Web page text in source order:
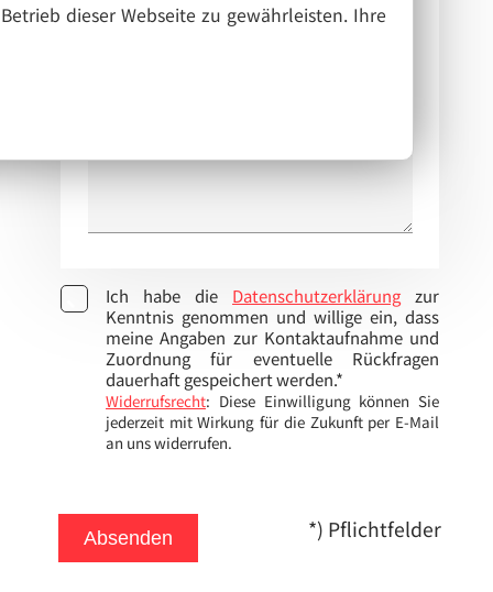
Ich habe die Datenschutzerklärung zur
Kenntnis genommen und willige ein, dass
meine Angaben zur Kontaktaufnahme und
Zuordnung für eventuelle Rückfragen
dauerhaft gespeichert werden.*
Widerrufsrecht: Diese Einwilligung können Sie
jederzeit mit Wirkung für die Zukunft per E-Mail
an uns widerrufen.
Absenden *) Pflichtfelder
dieser Webseite zu gewährleisten. Ihre